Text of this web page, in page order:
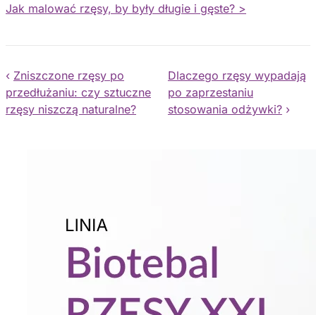
Jak malować rzęsy, by były długie i gęste? >
‹ Zniszczone rzęsy po
przedłużaniu: czy sztuczne
rzęsy niszczą naturalne?
Dlaczego rzęsy wypadają
po zaprzestaniu
stosowania odżywki?›